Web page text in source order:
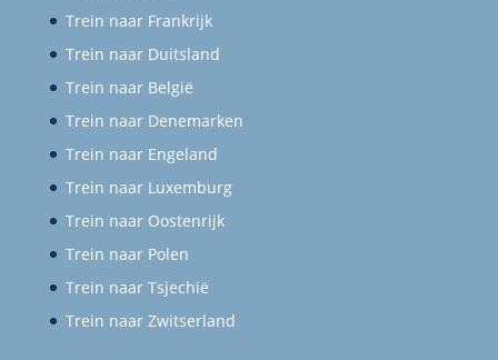
Trein naar Frankrijk
Trein naar Duitsland
Trein naar België
Trein naar Denemarken
Trein naar Engeland
Trein naar Luxemburg
Trein naar Oostenrijk
Trein naar Polen
Trein naar Tsjechië
Trein naar Zwitserland